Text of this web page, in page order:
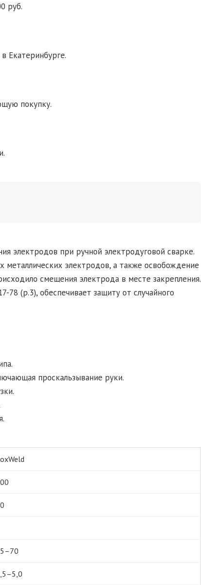
руб.
Екатеринбурге.
покупку.
электродов при ручной электродуговой сварке.
металлических электродов, а также освобождение
смещения электрода в месте закрепления.
(р.3), обеспечивает защиту от случайного
проскальзывание руки.